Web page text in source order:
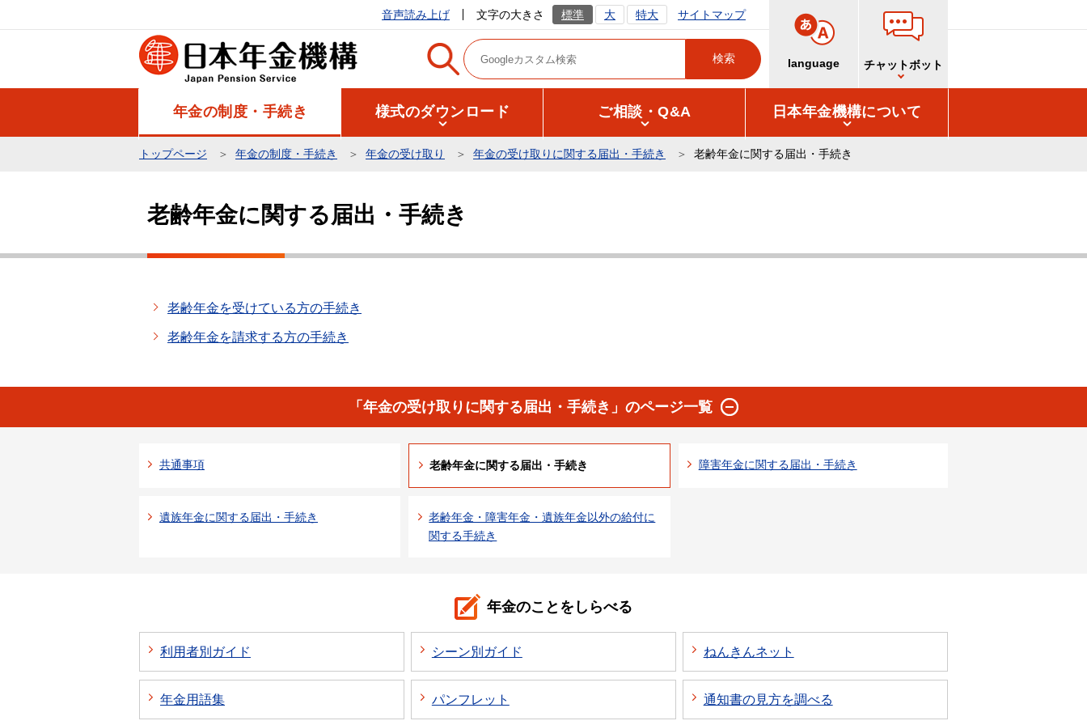
の
音声読み上げ 文字の大きさ 標準 大 特大 サイトマップ
language チャットボット
年金の制度・手続き 様式のダウンロード ご相談・Q&A 日本年金機構について
トップページ 年金の制度・手続き 年金の受け取り 年金の受け取りに関する届出・手続き 老齢年金に関する届出・手続き
老齢年金に関する届出・手続き
老齢年金を受けている方の手続き
老齢年金を請求する方の手続き
「年金の受け取りに関する届出・手続き」のページ一覧
共通事項 老齢年金に関する届出・手続き 障害年金に関する届出・手続き
遺族年金に関する届出・手続き
老齢年金・障害年金・遺族年金以外の給付に
関する手続き
年金のことをしらべる
利用者別ガイド シーン別ガイド ねんきんネット
年金用語集 パンフレット 通知書の見方を調べる